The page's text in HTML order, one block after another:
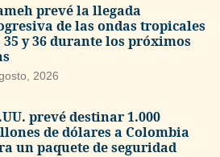
prevé la llegada
de las ondas tropicales
35 y 36 durante los próximos
2026
prevé destinar 1.000
de dólares a Colombia
un paquete de seguridad